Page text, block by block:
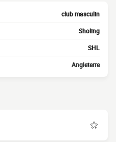
club masculin
Sholing
SHL
Angleterre